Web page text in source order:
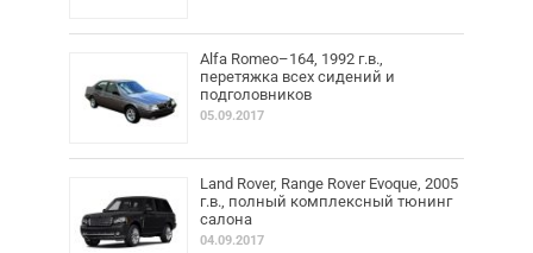
Alfa Romeo–164, 1992 г.в.,
перетяжка всех сидений и
подголовников
05.09.2017
Land Rover, Range Rover Evoque, 2005
г.в., полный комплексный тюнинг
салона
04.09.2017